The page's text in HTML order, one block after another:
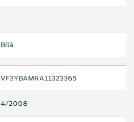
Bílá
VF3YBAMRA11323365
4/2008